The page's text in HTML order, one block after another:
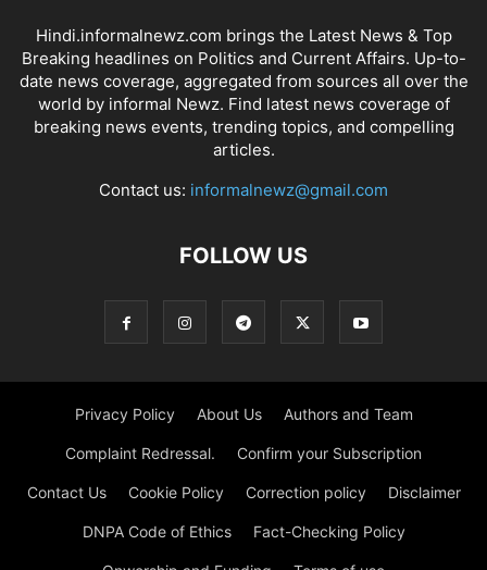
Hindi.informalnewz.com brings the Latest News & Top
Breaking headlines on Politics and Current Affairs. Up-to-
date news coverage, aggregated from sources all over the
world by informal Newz. Find latest news coverage of
breaking news events, trending topics, and compelling
articles.
Contact us: informalnewz@gmail.com
FOLLOW US
Privacy Policy About Us Authors and Team
Complaint Redressal. Confirm your Subscription
Contact Us Cookie Policy Correction policy Disclaimer
DNPA Code of Ethics Fact-Checking Policy